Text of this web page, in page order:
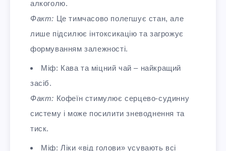
алкоголю.
Факт: Це тимчасово полегшує стан, але
лише підсилює інтоксикацію та загрожує
формуванням залежності.
Міф: Кава та міцний чай – найкращий
засіб.
Факт: Кофеїн стимулює серцево-судинну
систему і може посилити зневоднення та
тиск.
Міф: Ліки «від голови» усувають всі